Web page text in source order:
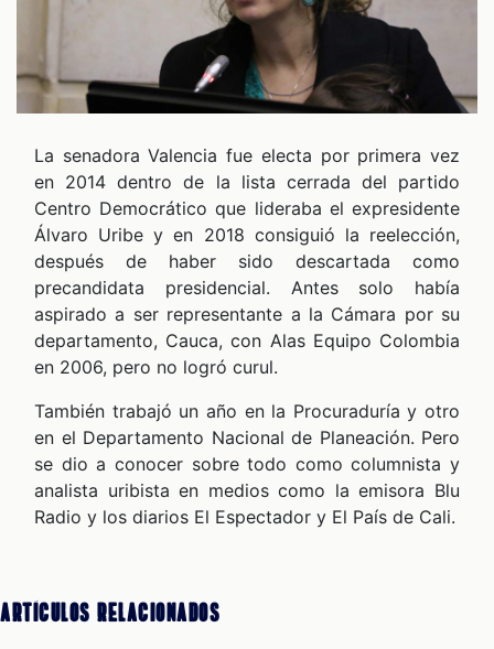
La senadora Valencia fue electa por primera vez
en 2014 dentro de la lista cerrada del partido
Centro Democrático que lideraba el expresidente
Álvaro Uribe y en 2018 consiguió la reelección,
después de haber sido descartada como
precandidata presidencial. Antes solo había
aspirado a ser representante a la Cámara por su
departamento, Cauca, con Alas Equipo Colombia
en 2006, pero no logró curul.
También trabajó un año en la Procuraduría y otro
en el Departamento Nacional de Planeación. Pero
se dio a conocer sobre todo como columnista y
analista uribista en medios como la emisora Blu
Radio y los diarios El Espectador y El País de Cali.
Artículos Relacionados
CHEQUEO MÚLTIPLE CHEQUEO MÚLTIPLE CHEQUEO MÚLTIPLE CHEQUEO MÚLTIPLE CHEQUEO MÚLTIPLE CHEQUEO MÚLTIPLE CHEQUEO MÚLTIPLE